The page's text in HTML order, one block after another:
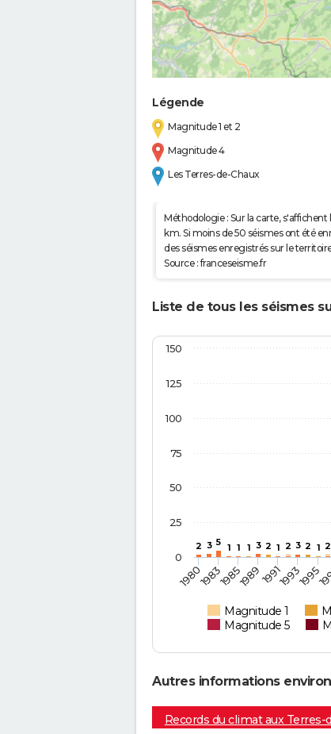
Légende
Magnitude 1 et 2
Magnitude 4
Les Terres-de-Chaux
Méthodologie : Sur la carte,
km. Si moins de 50 séismes ont été
des séismes enregistrés sur le
Source : franceseisme.fr
Liste de tous les séismes
2 3 5 1 1 1 3 2 1 2 3 2 1 2
Magnitude 1
Magnitude 5
1980198319851989199119931995
0
25
50
75
100
125
150
Autres informations
Records du climat aux Terres-